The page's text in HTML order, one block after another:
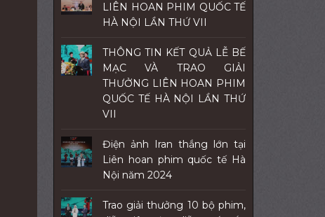
LIÊN HOAN PHIM QUỐC TẾ
HÀ NỘI LẦN THỨ VII
THÔNG TIN KẾT QUẢ LỄ BẾ
MẠC VÀ TRAO GIẢI
THƯỞNG LIÊN HOAN PHIM
QUỐC TẾ HÀ NỘI LẦN THỨ
VII
Điện ảnh Iran thắng lớn tại
Liên hoan phim quốc tế Hà
Nội năm 2024
Trao giải thưởng 10 bộ phim,